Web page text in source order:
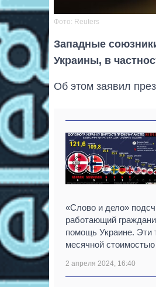
Фото: Reuters
Западные
Украины, в
Об этом заявил
«Слово и дело»
работающий
помощь Украине. Эти
месячной
2 апреля 2024, 16:40